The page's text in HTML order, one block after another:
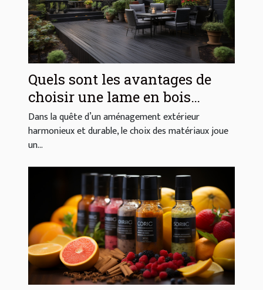
Quels sont les avantages de
choisir une lame en bois
composite pour votre extérieur
?
Dans la quête d’un aménagement extérieur
harmonieux et durable, le choix des matériaux joue
un...